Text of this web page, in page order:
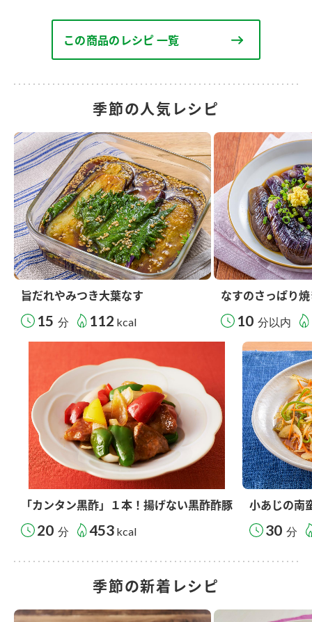
この商品のレシピ 一覧
季節の人気レシピ
旨だれやみつき大葉なす
15 分 112 kcal
なすのさっぱり
10 分以内
「カンタン黒酢」１本！揚げない黒酢酢豚
20 分 453 kcal
小あじの南
30 分
季節の新着レシピ